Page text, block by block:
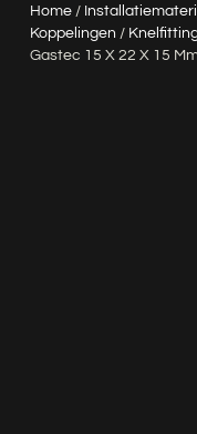
Home/
Koppelingen /
Gastec 15 X 22 X 15